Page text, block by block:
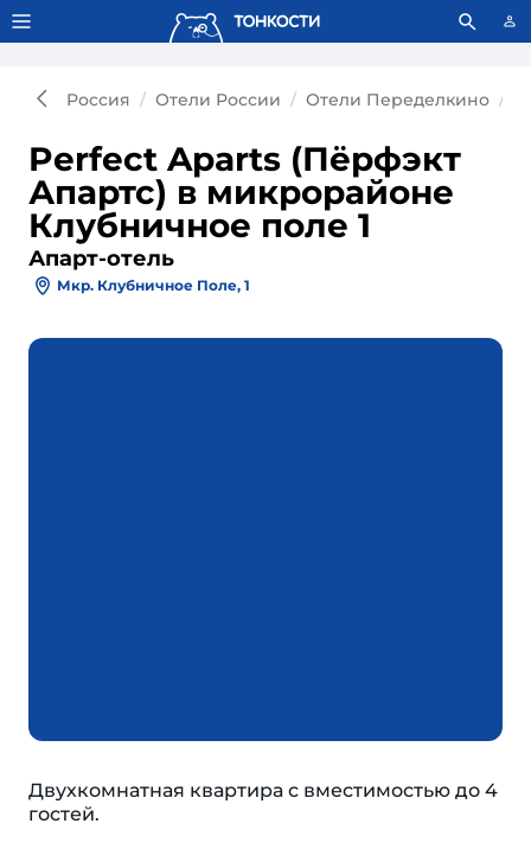
Тонкости используют сookie-файлы. Что это значит?
Россия Отели России Отели Переделкино
Perfect Aparts (Пёрфэкт
Апартс) в микрорайоне
Клубничное поле 1
Апарт-отель
Мкр. Клубничное Поле, 1
Двухкомнатная квартира с вместимостью до 4
гостей.